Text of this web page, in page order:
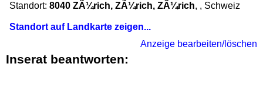
Standort: 8040 ZÃ¼rich, ZÃ¼rich, ZÃ¼rich, , Schweiz
Standort auf Landkarte zeigen...
Anzeige bearbeiten/löschen
Inserat beantworten: